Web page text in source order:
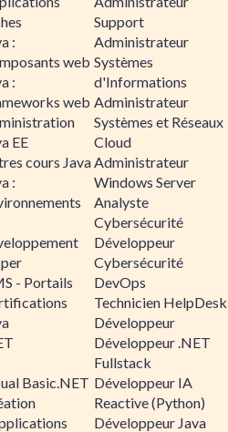
:
web
:
web
EE
cours Java
:
- Portails
Basic.NET
Support
Administrateur
Systèmes
d'Informations
Administrateur
Systèmes et Réseaux
Cloud
Administrateur
Windows Server
Analyste
Cybersécurité
Développeur
Cybersécurité
DevOps
Technicien HelpDesk
Développeur
Développeur .NET
Fullstack
Développeur IA
Reactive (Python)
Développeur Java